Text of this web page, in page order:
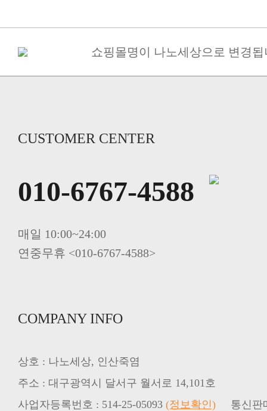
쇼핑몰명이 나노세상으로 변경됩
인산가 힐링캠프(쑥뜸수련회) 신
죽염 멸치액젓(바다참맛) 20%할
죽염두유 20%할인 인산가
CUSTOMER CENTER
010-6767-4588
매일 10:00~24:00
연중무휴 <010-6767-4588>
COMPANY INFO
상호 : 나노세상, 인산죽염
주소 : 대구광역시 달서구 월서로 14,101호
사업자등록번호 : 514-25-05093 (정보확인)